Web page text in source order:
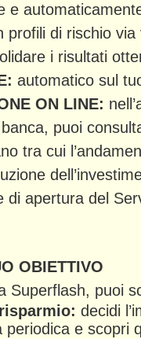
e
profili di rischio
i risultati
automatico sul
ON LINE:
puoi
tra cui
di apertura del
OBIETTIVO
Superflash, puoi
decidi
periodica e scopri